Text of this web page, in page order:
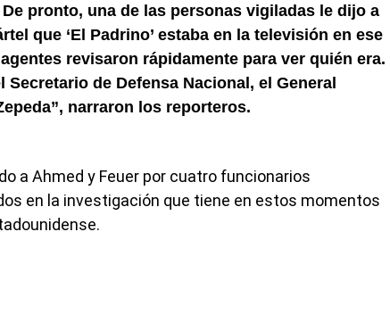
pronto, una de las personas vigiladas le dijo a
que ‘El Padrino’ estaba en la televisión en ese
revisaron rápidamente para ver quién era.
Secretario de Defensa Nacional, el General
narraron los reporteros.
a Ahmed y Feuer por cuatro funcionarios
en la investigación que tiene en estos momentos